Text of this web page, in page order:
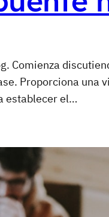
Comienza
Proporciona una
establecer el…